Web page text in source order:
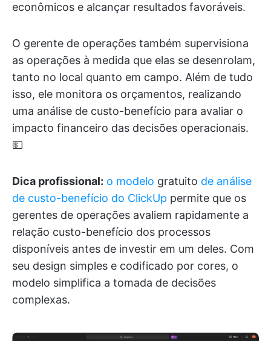
econômicos e alcançar resultados favoráveis.
O gerente de operações também supervisiona
as operações à medida que elas se desenrolam,
tanto no local quanto em campo. Além de tudo
isso, ele monitora os orçamentos, realizando
uma análise de custo-benefício para avaliar o
impacto financeiro das decisões operacionais.
💵
Dica profissional: o modelo gratuito de análise
de custo-benefício do ClickUp permite que os
gerentes de operações avaliem rapidamente a
relação custo-benefício dos processos
disponíveis antes de investir em um deles. Com
seu design simples e codificado por cores, o
modelo simplifica a tomada de decisões
complexas.